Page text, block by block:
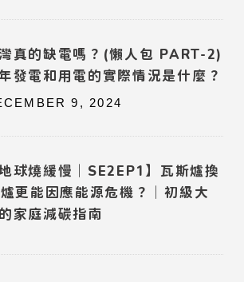
真的缺電嗎？(懶人包 PART-2)
發電和用電的實際情況是什麼？
9, 2024
地球燒緩慢｜SE2EP1】瓦斯爐換
更能因應能源危機？｜初級大
家庭減碳指南